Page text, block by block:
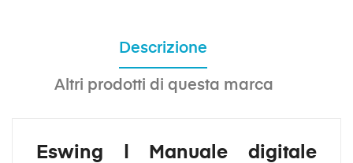
Descrizione
Altri prodotti di questa marca
Eswing | Manuale digitale